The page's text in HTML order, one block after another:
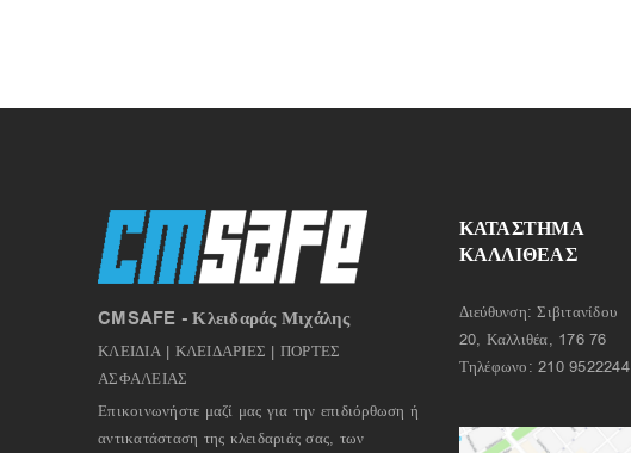
CMSAFE - Κλειδαράς Μιχάλης
ΚΛΕΙΔΙΑ | ΚΛΕΙΔΑΡΙΕΣ | ΠΟΡΤΕΣ
ΑΣΦΑΛΕΙΑΣ
Επικοινωνήστε μαζί μας για την επιδιόρθωση ή
αντικατάσταση της κλειδαριάς σας, των
ΚΑΤΑΣΤΗΜΑ
ΚΑΛΛΙΘΕΑΣ
Διεύθυνση: Σιβιτανίδου
20, Καλλιθέα, 176 76
Τηλέφωνο: 210 9522244